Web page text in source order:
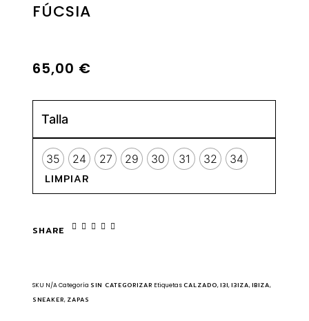
FÚCSIA
65,00 €
Talla
35 24 27 29 30 31 32 34
LIMPIAR
SHARE
SKU N/ACategoría SIN CATEGORIZAR Etiquetas CALZADO,I3I,I3IZA,IBIZA,
SNEAKER, ZAPAS